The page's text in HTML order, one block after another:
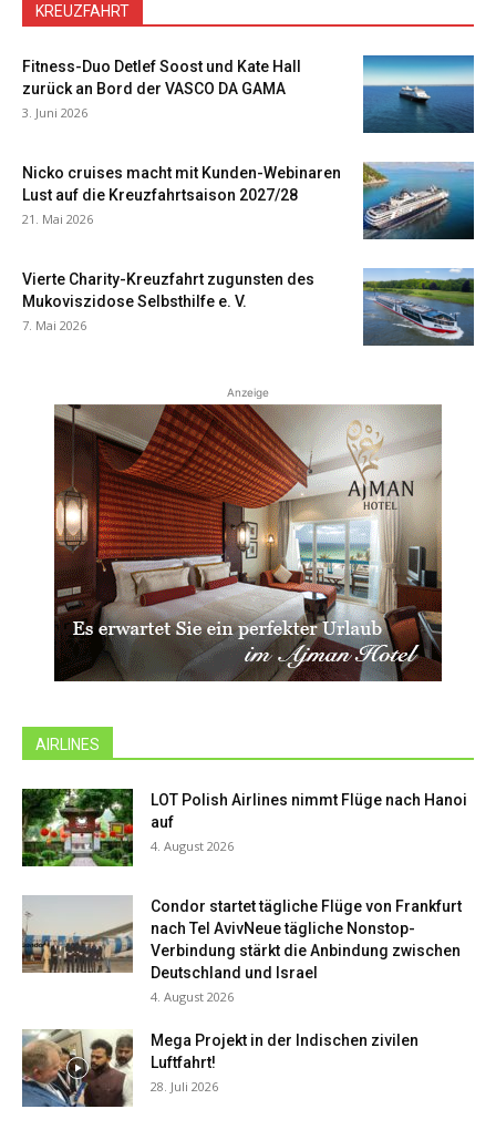
KREUZFAHRT
Fitness-Duo Detlef Soost und Kate Hall
zurück an Bord der VASCO DA GAMA
3. Juni 2026
Nicko cruises macht mit Kunden-Webinaren
Lust auf die Kreuzfahrtsaison 2027/28
21. Mai 2026
Vierte Charity-Kreuzfahrt zugunsten des
Mukoviszidose Selbsthilfe e. V.
7. Mai 2026
Anzeige
AIRLINES
LOT Polish Airlines nimmt Flüge nach Hanoi
auf
4. August 2026
Condor startet tägliche Flüge von Frankfurt
nach Tel AvivNeue tägliche Nonstop-
Verbindung stärkt die Anbindung zwischen
Deutschland und Israel
4. August 2026
Mega Projekt in der Indischen zivilen
Luftfahrt!
28. Juli 2026